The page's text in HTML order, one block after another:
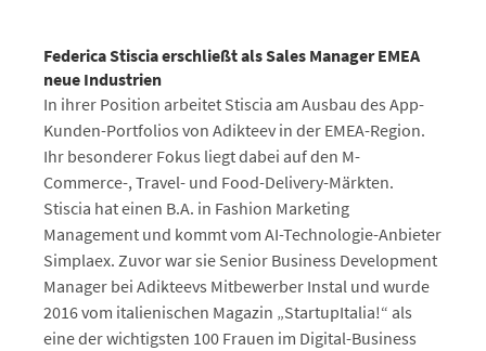
Federica Stiscia erschließt als Sales Manager EMEA
neue Industrien
In ihrer Position arbeitet Stiscia am Ausbau des App-
Kunden-Portfolios von Adikteev in der EMEA-Region.
Ihr besonderer Fokus liegt dabei auf den M-
Commerce-, Travel- und Food-Delivery-Märkten.
Stiscia hat einen B.A. in Fashion Marketing
Management und kommt vom AI-Technologie-Anbieter
Simplaex. Zuvor war sie Senior Business Development
Manager bei Adikteevs Mitbewerber Instal und wurde
2016 vom italienischen Magazin „StartupItalia!“ als
eine der wichtigsten 100 Frauen im Digital-Business